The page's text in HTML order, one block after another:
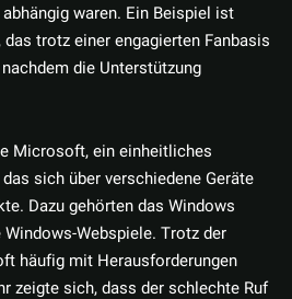
waren. Ein Beispiel ist
das trotz einer engagierten Fanbasis
die Unterstützung
Microsoft, ein einheitliches
sich über verschiedene Geräte
Dazu gehörten das Windows
Webspiele. Trotz der
häufig mit Herausforderungen
zeigte sich, dass der schlechte Ruf